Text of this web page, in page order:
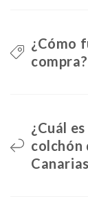
¿Cómo
compra?
¿Cuál
colchón